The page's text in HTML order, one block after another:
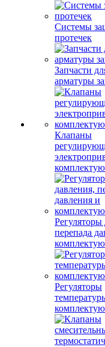
Системы
протечек
Запчасти
арматуры
Клапаны
Регуляторы
перепада
Регуляторы